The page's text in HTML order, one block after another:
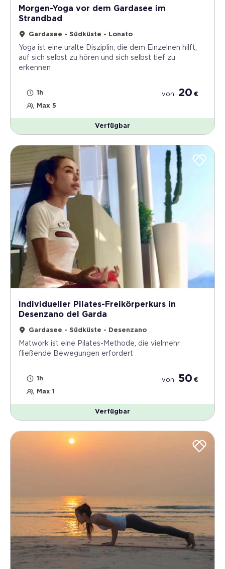
Morgen-Yoga vor dem Gardasee im
Strandbad
Gardasee - Südküste - Lonato
Yoga ist eine uralte Disziplin, die dem Einzelnen hilft,
auf sich selbst zu hören und sich selbst tief zu
erkennen
1h
Max 5
von 20 €
Verfügbar
Individueller Pilates-Freikörperkurs in
Desenzano del Garda
Gardasee - Südküste - Desenzano
Matwork ist eine Pilates-Methode, die vielmehr
fließende Bewegungen erfordert
1h
Max 1
von 50 €
Verfügbar